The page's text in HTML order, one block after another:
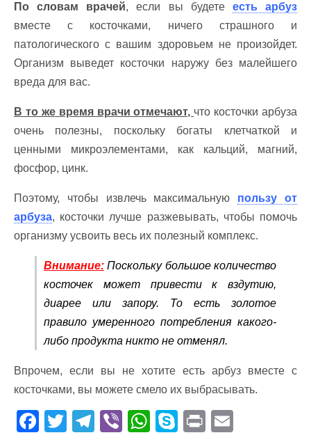
По словам врачей, если вы будете есть арбуз
вместе с косточками, ничего страшного и
патологического с вашим здоровьем не произойдет.
Организм выведет косточки наружу без малейшего
вреда для вас.
В то же время врачи отмечают, что косточки арбуза
очень полезны, поскольку богаты клетчаткой и
ценными микроэлементами, как кальций, магний,
фосфор, цинк.
Поэтому, чтобы извлечь максимальную пользу от
арбуза, косточки лучше разжевывать, чтобы помочь
организму усвоить весь их полезный комплекс.
Внимание: Поскольку большое количество
косточек может привести к вздутию,
диарее или запору. То есть золотое
правило умеренного потребления какого-
либо продукта никто не отменял.
Впрочем, если вы не хотите есть арбуз вместе с
косточками, вы можете смело их выбрасывать.
F T T Vi W S Pr